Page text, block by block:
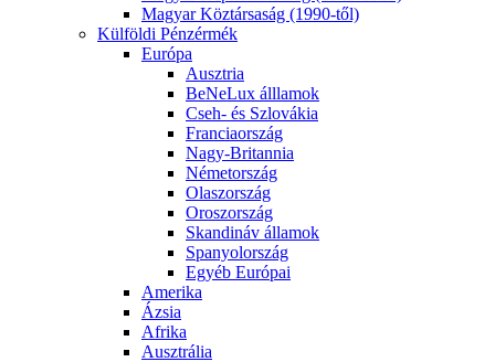
Magyar Köztársaság (1990-től)
Külföldi Pénzérmék
Európa
Ausztria
BeNeLux álllamok
Cseh- és Szlovákia
Franciaország
Nagy-Britannia
Németország
Olaszország
Oroszország
Skandináv államok
Spanyolország
Egyéb Európai
Amerika
Ázsia
Afrika
Ausztrália